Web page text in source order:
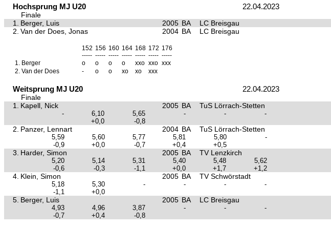
Hochsprung MJ U20 22.04.2023
Finale
1.
Berger, Luis 2005 BA LC Breisgau
2. Van der Does, Jonas 2004 BA LC Breisgau
152 156 160 164 168 172 176
----- ----- ----- ----- ----- ----- -----
1. Berger o o o o xxo xxo xxx
2. Van der Does - o o xo xo xxx
Weitsprung MJ U20 22.04.2023
Finale
1.
Kapell, Nick 2005 BA TuS Lörrach-Stetten
-
6,10 5,65 - -
-
+0,0
-0,8
2. Panzer, Lennart 2004 BA TuS Lörrach-Stetten
5,59
5,60 5,77 5,81 5,80
-
-0,9
+0,0 -0,7 +0,4 +0,5
3. Harder, Simon 2005 BA TV Lenzkirch
5,20
5,14 5,31 5,40 5,48
5,62
-0,6
-0,3 -1,1 +0,0 +1,7 +1,2
4. Klein, Simon 2005 BA TV Schwörstadt
5,18
5,30 - - -
-
-1,1
+0,0
5. Berger, Luis 2005 BA LC Breisgau
4,93
4,96 3,87 - -
-
-0,7
+0,4 -0,8